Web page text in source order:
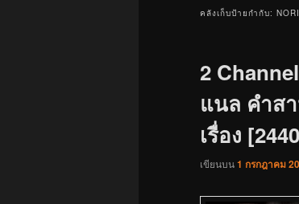
คลังเก็บป้ายกำกับ:
2
แนล คำส
เรื่อง
เขียนบน1 กรกฎาคม